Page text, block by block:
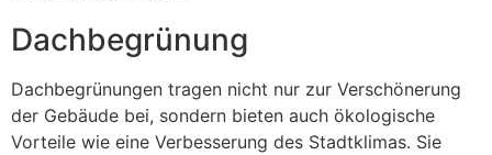
Dachbegrünung
Dachbegrünungen tragen nicht nur zur Verschönerung
der Gebäude bei, sondern bieten auch ökologische
Vorteile wie eine Verbesserung des Stadtklimas. Sie